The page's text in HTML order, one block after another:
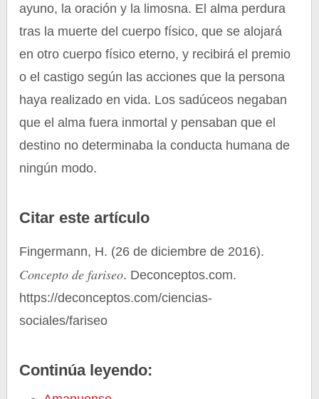
ayuno, la oración y la limosna. El alma perdura
tras la muerte del cuerpo físico, que se alojará
en otro cuerpo físico eterno, y recibirá el premio
o el castigo según las acciones que la persona
haya realizado en vida. Los sadúceos negaban
que el alma fuera inmortal y pensaban que el
destino no determinaba la conducta humana de
ningún modo.
Citar este artículo
Fingermann, H. (26 de diciembre de 2016).
Concepto de fariseo. Deconceptos.com.
https://deconceptos.com/ciencias-
sociales/fariseo
Continúa leyendo: